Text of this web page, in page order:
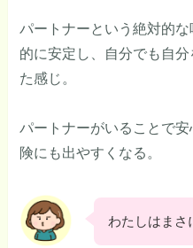
パートナーという絶対的
的に安定し、自分でも自
た感じ。
パートナーがいることで
険にも出やすくなる。
わたしはまさ